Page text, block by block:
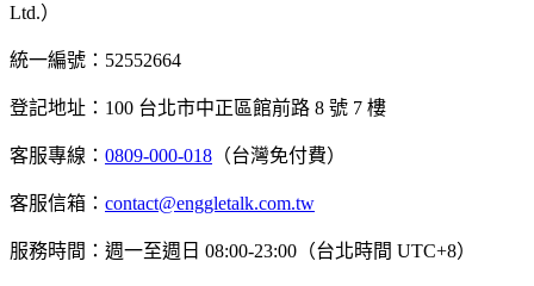
Ltd.）
統一編號 ：52552664
登記地址 ： 100 台北市中正區館前路 8 號 7 樓
客服專線 ： 0809-000-018 （台灣免付費）
客服信箱 ： contact@enggletalk.com.tw
服務時間 ： 週一至週日 08:00-23:00（台北時間 UTC+8）